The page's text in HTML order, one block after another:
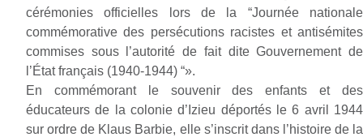
cérémonies officielles lors de la “Journée nationale
commémorative des persécutions racistes et antisémites
commises sous l’autorité de fait diteGouvernement de
l’État français (1940-1944) “».
En commémorant le souvenir des enfants et des
éducateurs de la colonie d’Izieu déportés le 6 avril 1944
sur ordre de Klaus Barbie, elle s’inscrit dans l’histoire de la